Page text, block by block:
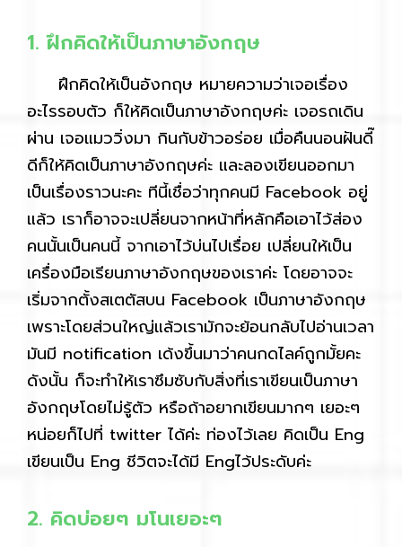
1. ฝึกคิดให้เป็นภาษาอังกฤษ
ฝึกคิดให้เป็นอังกฤษ หมายความว่าเจอเรื่อง
อะไรรอบตัว ก็ให้คิดเป็นภาษาอังกฤษค่ะ เจอรถเดิน
ผ่าน เจอแมววิ่งมา กินกับข้าวอร่อย เมื่อคืนนอนฝันดี๊
ดีก็ให้คิดเป็นภาษาอังกฤษค่ะ และลองเขียนออกมา
เป็นเรื่องราวนะคะ ทีนี้เชื่อว่าทุกคนมี Facebook อยู่
แล้ว เราก็อาจจะเปลี่ยนจากหน้าที่หลักคือเอาไว้ส่อง
คนนั้นเป็นคนนี้ จากเอาไว้บ่นไปเรื่อย เปลี่ยนให้เป็น
เครื่องมือเรียนภาษาอังกฤษของเราค่ะ โดยอาจจะ
เริ่มจากตั้งสเตตัสบน Facebook เป็นภาษาอังกฤษ
เพราะโดยส่วนใหญ่แล้วเรามักจะย้อนกลับไปอ่านเวลา
มันมี notification เด้งขึ้นมาว่าคนกดไลค์ถูกมั้ยคะ
ดังนั้น ก็จะทำให้เราซึมซับกับสิ่งที่เราเขียนเป็นภาษา
อังกฤษโดยไม่รู้ตัว หรือถ้าอยากเขียนมากๆ เยอะๆ
หน่อยก็ไปที่ twitter ได้ค่ะ ท่องไว้เลย คิดเป็น Eng
เขียนเป็น Eng ชีวิตจะได้มี Engไว้ประดับค่ะ
2. คิดบ่อยๆ มโนเยอะๆ